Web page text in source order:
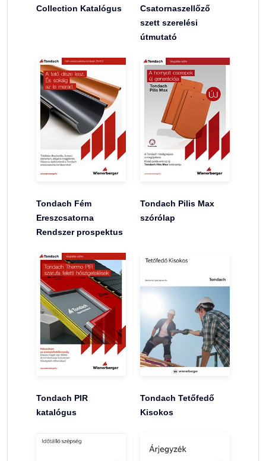
Collection Katalógus
Csatornaszellőző
szett szerelési
útmutató
Tondach Fém
Ereszcsatorna
Rendszer prospektus
Tondach Pilis Max
szórólap
Tondach PIR
katalógus
Tondach Tetőfedő
Kisokos